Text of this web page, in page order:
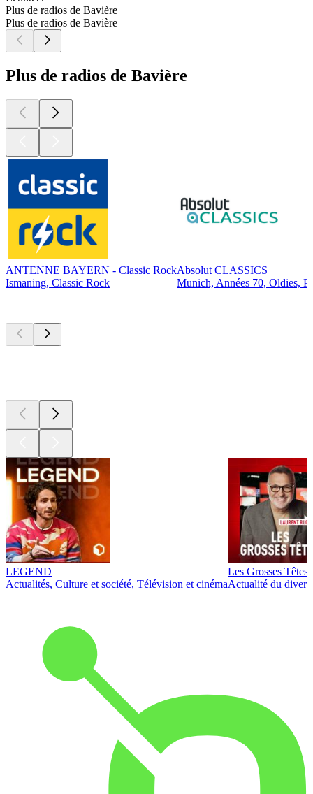
Plus de radios de Bavière
Plus de radios de Bavière
Plus de radios de Bavière
ANTENNE BAYERN - Classic Rock
Ismaning, Classic Rock
Absolut CLASSICS
Munich, Années 70, Oldies,
LEGEND
Actualités, Culture et société, Télévision et cinéma
Les Grosses Têtes
Actualité du